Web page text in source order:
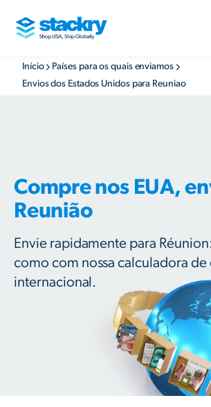
Início
Países para os quais enviamos
Envios dos Estados Unidos para Reuniao
Compre nos EUA,
Reunião
Envie rapidamente para
como com nossa calculadora de
internacional.